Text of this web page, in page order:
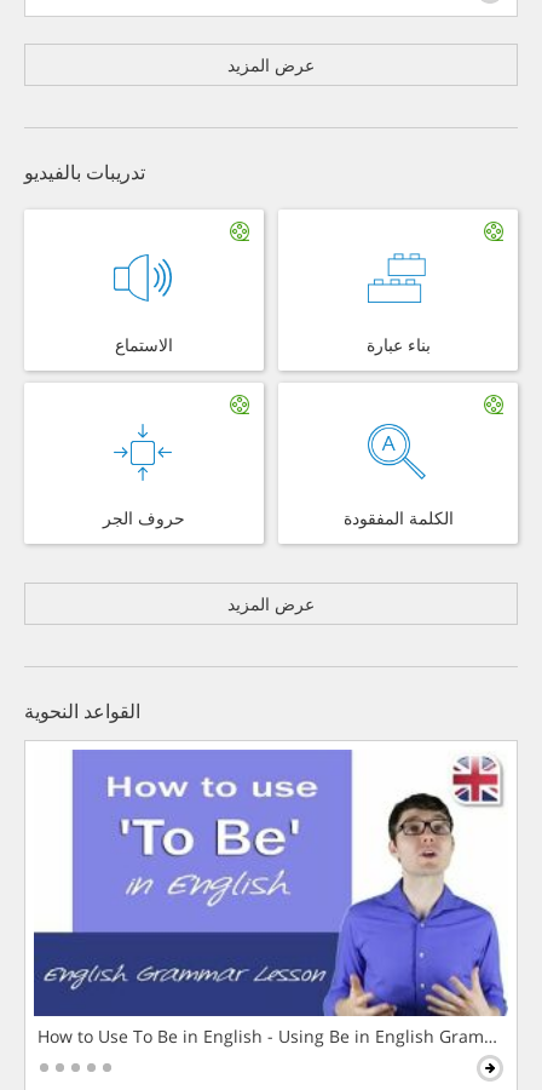
عرض المزيد
تدريبات بالفيديو
الاستماع بناء عبارة
حروف الجر الكلمة المفقودة
عرض المزيد
القواعد النحوية
How to Use To Be in English - Using Be in English Grammar